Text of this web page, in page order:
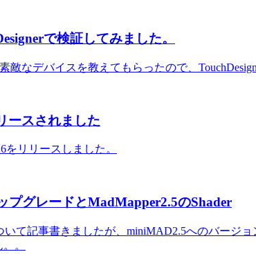
で検証してみました。
敵なデバイスを教えてもらったので、
ースされました
をリリースしました。
プグレードとMadMapper2.5のShader
いて記事書きましたが、miniMAD2.5へのバージ
。